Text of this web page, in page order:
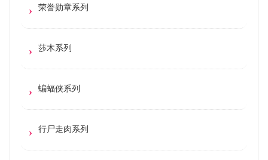
荣誉勋章系列
莎木系列
蝙蝠侠系列
行尸走肉系列